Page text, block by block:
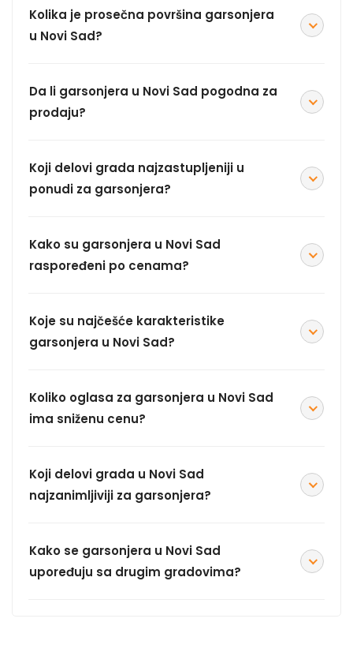
Kolika je prosečna površina garsonjera
u Novi Sad?
Da li garsonjera u Novi Sad pogodna za
prodaju?
Koji delovi grada najzastupljeniji u
ponudi za garsonjera?
Kako su garsonjera u Novi Sad
raspoređeni po cenama?
Koje su najčešće karakteristike
garsonjera u Novi Sad?
Koliko oglasa za garsonjera u Novi Sad
ima sniženu cenu?
Koji delovi grada u Novi Sad
najzanimljiviji za garsonjera?
Kako se garsonjera u Novi Sad
upoređuju sa drugim gradovima?